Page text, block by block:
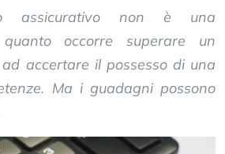
assicurativo non è una
occorre superare un
accertare il possesso di una
Ma i guadagni possono